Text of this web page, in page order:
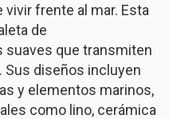
vivir frente al mar. Esta
de
suaves que transmiten
Sus diseños incluyen
y elementos marinos,
como lino, cerámica